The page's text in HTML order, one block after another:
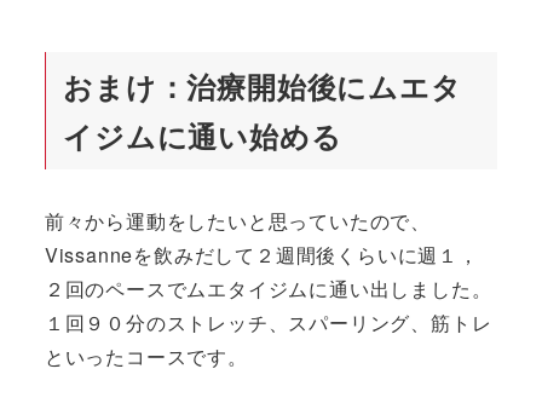
おまけ：治療開始後にムエタ
イジムに通い始める
前々から運動をしたいと思っていたので、
Vissanneを飲みだして２週間後くらいに週１，
２回のペースでムエタイジムに通い出しました。
１回９０分のストレッチ、スパーリング、筋トレ
といったコースです。